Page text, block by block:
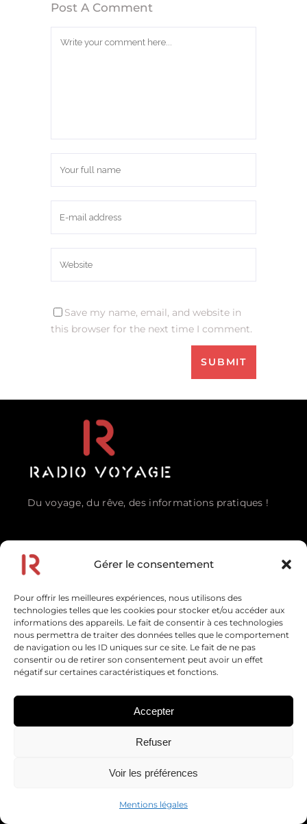
Gérer le consentement
Pour offrir les meilleures expériences, nous utilisons des
technologies telles que les cookies pour stocker et/ou accéder aux
informations des appareils. Le fait de consentir à ces technologies
nous permettra de traiter des données telles que le comportement
de navigation ou les ID uniques sur ce site. Le fait de ne pas
consentir ou de retirer son consentement peut avoir un effet
négatif sur certaines caractéristiques et fonctions.
Accepter
Refuser
Voir les préférences
Mentions légales
Post A Comment
Save my name, email, and website in
this browser for the next time I comment.
Du voyage, du rêve, des informations pratiques !
MENTIONS UTILES
Visiter la France
Visiter l'Italie
Visiter l'Espagne